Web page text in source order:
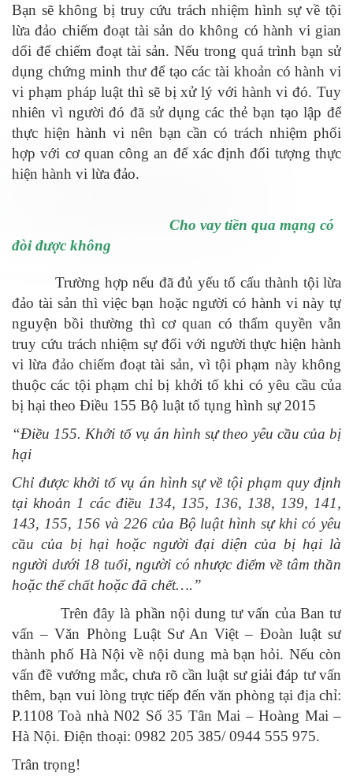
Bạn sẽ không bị truy cứu trách nhiệm hình sự về tội
lừa đảo chiếm đoạt tài sản do không có hành vi gian
dối để chiếm đoạt tài sản. Nếu trong quá trình bạn sử
dụng chứng minh thư để tạo các tài khoản có hành vi
vi phạm pháp luật thì sẽ bị xử lý với hành vi đó. Tuy
nhiên vì người đó đã sử dụng các thẻ bạn tạo lập để
thực hiện hành vi nên bạn cần có trách nhiệm phối
hợp với cơ quan công an để xác định đối tượng thực
hiện hành vi lừa đảo.
Cho vay tiền qua mạng có
đòi được không
Trường hợp nếu đã đủ yếu tố cấu thành tội lừa
đảo tài sản thì việc bạn hoặc người có hành vi này tự
nguyện bồi thường thì cơ quan có thẩm quyền vẫn
truy cứu trách nhiệm sự đối với người thực hiện hành
vi lừa đảo chiếm đoạt tài sản, vì tội phạm này không
thuộc các tội phạm chỉ bị khởi tố khi có yêu cầu của
bị hại theo Điều 155 Bộ luật tố tụng hình sự 2015
“Điều 155. Khởi tố vụ án hình sự theo yêu cầu của bị
hại
Chỉ được khởi tố vụ án hình sự về tội phạm quy định
tại khoản 1 các điều 134, 135, 136, 138, 139, 141,
143, 155, 156 và 226 của Bộ luật hình sự khi có yêu
cầu của bị hại hoặc người đại diện của bị hại là
người dưới 18 tuổi, người có nhược điểm về tâm thần
hoặc thể chất hoặc đã chết….”
Trên đây là phần nội dung tư vấn của Ban tư
vấn – Văn Phòng Luật Sư An Việt – Đoàn luật sư
thành phố Hà Nội về nội dung mà bạn hỏi. Nếu còn
vấn đề vướng mắc, chưa rõ cần luật sư giải đáp tư vấn
thêm, bạn vui lòng trực tiếp đến văn phòng tại địa chỉ:
P.1108 Toà nhà N02 Số 35 Tân Mai – Hoàng Mai –
Hà Nội. Điện thoại: 0982 205 385/ 0944 555 975.
Trân trọng!